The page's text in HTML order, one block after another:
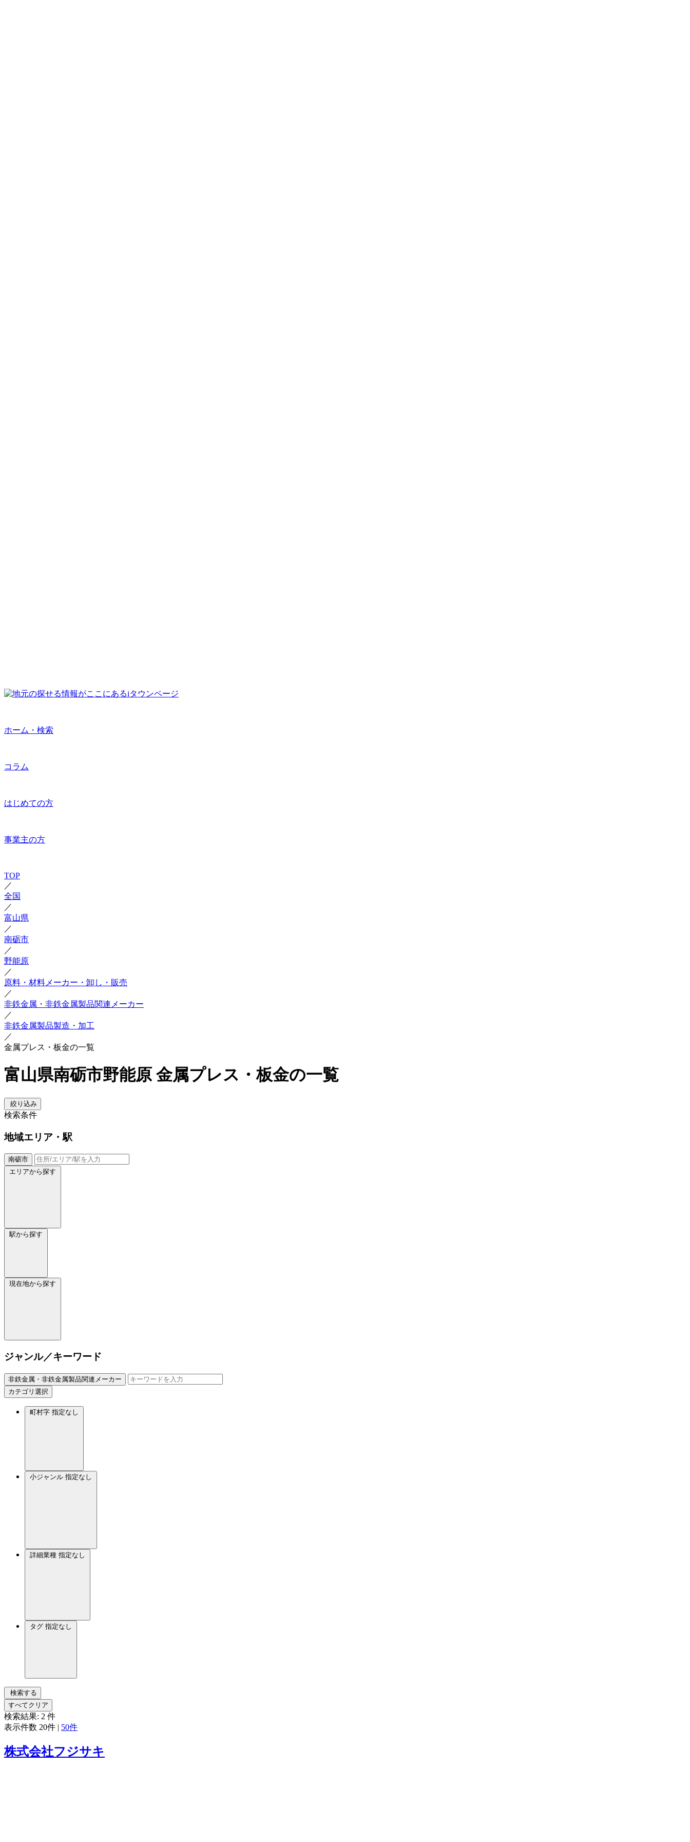
ホーム・検索
コラム
はじめての方
事業主の方
TOP
／
全国
／
富山県
／
南砺市
／
野能原
／
原料・材料メーカー・卸し・販売
／
非鉄金属・非鉄金属製品関連メーカー
／
非鉄金属製品製造・加工
／
金属プレス・板金の一覧
富山県南砺市野能原 金属プレス・板金の一覧
絞り込み
検索条件
地域エリア・駅
南砺市
エリアから探す
駅から探す
現在地から探す
ジャンル／キーワード
非鉄金属・非鉄金属製品関連メーカー
カテゴリ選択
町村字 指定なし
小ジャンル 指定なし
詳細業種 指定なし
タグ 指定なし
検索する
すべてクリア
検索結果: 2 件
表示件数 20件 | 50件
株式会社フジサキ